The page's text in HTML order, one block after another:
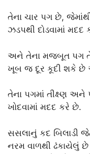
તેના ચાર પગ છે,
ઝડપથી દોડવામાં મદદ
અને તેના મજબૂત પગ
ખૂબ જ દૂર કૂદી શકે છે
તેના પગમાં તીક્ષ્ણ અને
ખોદવામાં મદદ કરે છે.
સસલાનું કદ બિલાડી
નરમ વાળથી ઢંકાયેલું